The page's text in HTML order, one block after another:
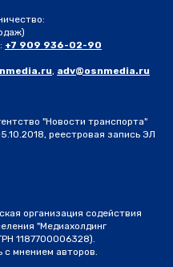
+7 909 936-02-90
, adv@osnmedia.ru
"Новости транспорта"
реестровая запись ЭЛ
организация содействия
"Медиахолдинг
1187700006328).
с мнением авторов.